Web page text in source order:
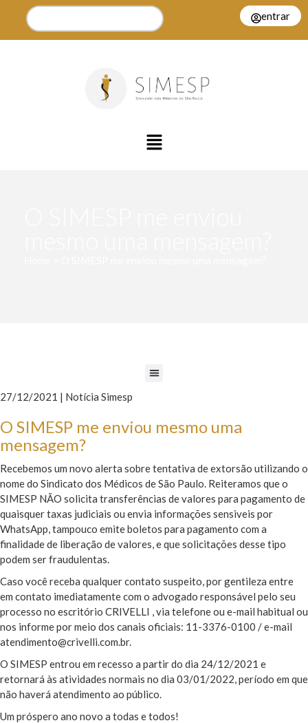
entrar
27/12/2021 | Notícia Simesp
O SIMESP me enviou mesmo uma
mensagem?
Recebemos um novo alerta sobre tentativa de extorsão utilizando o
nome do Sindicato dos Médicos de São Paulo. Reiteramos que o
SIMESP NÃO solicita transferências de valores para pagamento de
quaisquer taxas judiciais ou envia informações sensiveis por
WhatsApp, tampouco emite boletos para pagamento com a
finalidade de liberação de valores, e que solicitações desse tipo
podem ser fraudulentas.
Caso você receba qualquer contato suspeito, por gentileza entre
em contato imediatamente com o advogado responsável pelo seu
processo no escritório CRIVELLI , via telefone ou e-mail habitual ou
nos informe por meio dos canais oficiais: 11-3376-0100 / e-mail
atendimento@crivelli.com.br.
O SIMESP entrou em recesso a partir do dia 24/12/2021 e
retornará às atividades normais no dia 03/01/2022, período em que
não haverá atendimento ao público.
Um próspero ano novo a todas e todos!